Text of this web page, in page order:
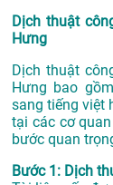
Dịch thuật
Hưng
Dịch thuật
Hưng bao
sang tiếng việt
tại các cơ
bước quan
Bước 1: Dịch